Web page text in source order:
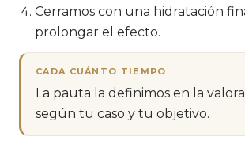
Cerramos con una hidratación
prolongar el efecto.
CADA CUÁNTO TIEMPO
La pauta la definimos en la
según tu caso y tu objetivo.